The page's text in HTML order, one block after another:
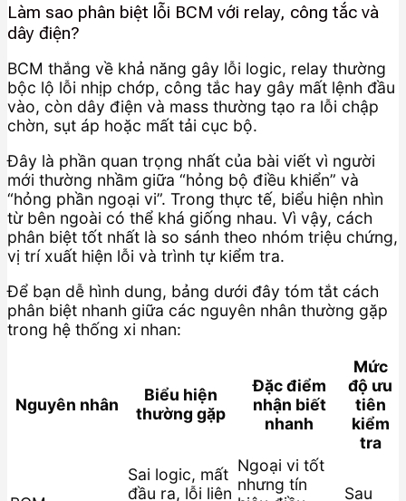
Làm sao phân biệt lỗi BCM với relay, công tắc và
dây điện?
BCM thắng về khả năng gây lỗi logic, relay thường
bộc lộ lỗi nhịp chớp, công tắc hay gây mất lệnh đầu
vào, còn dây điện và mass thường tạo ra lỗi chập
chờn, sụt áp hoặc mất tải cục bộ.
Đây là phần quan trọng nhất của bài viết vì người
mới thường nhầm giữa “hỏng bộ điều khiển” và
“hỏng phần ngoại vi”. Trong thực tế, biểu hiện nhìn
từ bên ngoài có thể khá giống nhau. Vì vậy, cách
phân biệt tốt nhất là so sánh theo nhóm triệu chứng,
vị trí xuất hiện lỗi và trình tự kiểm tra.
Để bạn dễ hình dung, bảng dưới đây tóm tắt cách
phân biệt nhanh giữa các nguyên nhân thường gặp
trong hệ thống xi nhan:
Nguyên nhân
Biểu hiện
thường gặp
Đặc điểm
nhận biết
nhanh
Mức
độ ưu
tiên
kiểm
tra
Sai logic, mất
đầu ra, lỗi liên
Ngoại vi tốt
nhưng tín
Sau